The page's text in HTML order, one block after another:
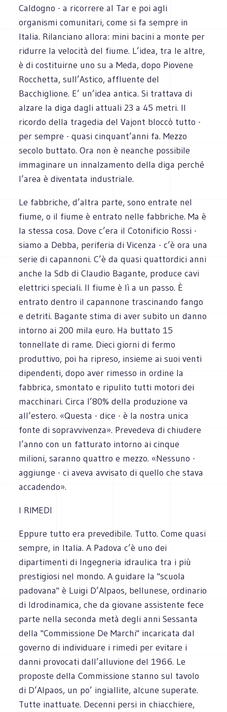
Caldogno - a ricorrere al Tar e poi agli
organismi comunitari, come si fa sempre in
Italia. Rilanciano allora: mini bacini a monte per
ridurre la velocità del fiume. L’idea, tra le altre,
è di costituirne uno su a Meda, dopo Piovene
Rocchetta, sull’Astico, affluente del
Bacchiglione. E’ un’idea antica. Si trattava di
alzare la diga dagli attuali 23 a 45 metri. Il
ricordo della tragedia del Vajont bloccò tutto -
per sempre - quasi cinquant’anni fa. Mezzo
secolo buttato. Ora non è neanche possibile
immaginare un innalzamento della diga perché
l’area è diventata industriale.
Le fabbriche, d’altra parte, sono entrate nel
fiume, o il fiume è entrato nelle fabbriche. Ma è
la stessa cosa. Dove c’era il Cotonificio Rossi -
siamo a Debba, periferia di Vicenza - c’è ora una
serie di capannoni. C’è da quasi quattordici anni
anche la Sdb di Claudio Bagante, produce cavi
elettrici speciali. Il fiume è lì a un passo. È
entrato dentro il capannone trascinando fango
e detriti. Bagante stima di aver subito un danno
intorno ai 200 mila euro. Ha buttato 15
tonnellate di rame. Dieci giorni di fermo
produttivo, poi ha ripreso, insieme ai suoi venti
dipendenti, dopo aver rimesso in ordine la
fabbrica, smontato e ripulito tutti motori dei
macchinari. Circa l’80% della produzione va
all’estero. «Questa - dice - è la nostra unica
fonte di sopravvivenza». Prevedeva di chiudere
l’anno con un fatturato intorno ai cinque
milioni, saranno quattro e mezzo. «Nessuno -
aggiunge - ci aveva avvisato di quello che stava
accadendo».
I RIMEDI
Eppure tutto era prevedibile. Tutto. Come quasi
sempre, in Italia. A Padova c’è uno dei
dipartimenti di Ingegneria idraulica tra i più
prestigiosi nel mondo. A guidare la "scuola
padovana" è Luigi D’Alpaos, bellunese, ordinario
di Idrodinamica, che da giovane assistente fece
parte nella seconda metà degli anni Sessanta
della "Commissione De Marchi" incaricata dal
governo di individuare i rimedi per evitare i
danni provocati dall’alluvione del 1966. Le
proposte della Commissione stanno sul tavolo
di D’Alpaos, un po’ ingiallite, alcune superate.
Tutte inattuate. Decenni persi in chiacchiere,